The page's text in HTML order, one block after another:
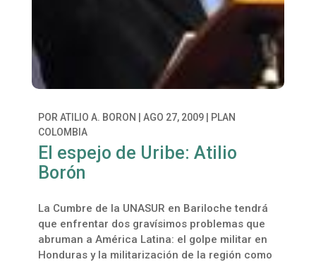
POR ATILIO A. BORON AGO 27, 2009|
PLAN
COLOMBIA
El espejo de Uribe: Atilio
Borón
La Cumbre de la UNASUR en Bariloche tendrá
que enfrentar dos gravísimos problemas que
abruman a América Latina: el golpe militar en
Honduras y la militarización de la región como